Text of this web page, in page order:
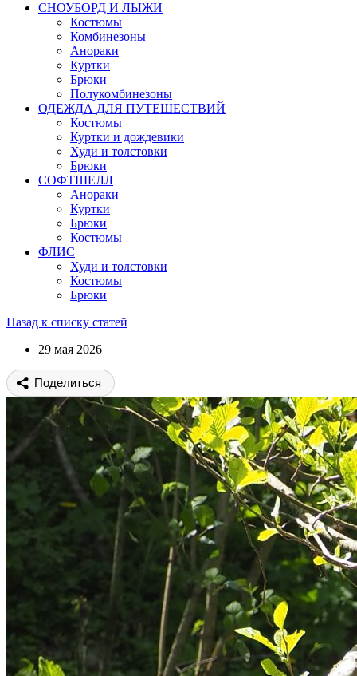
СНОУБОРД И ЛЫЖИ
Костюмы
Комбинезоны
Анораки
Куртки
Брюки
Полукомбинезоны
ОДЕЖДА ДЛЯ ПУТЕШЕСТВИЙ
Костюмы
Куртки и дождевики
Худи и толстовки
Брюки
СОФТШЕЛЛ
Анораки
Куртки
Брюки
Костюмы
ФЛИС
Худи и толстовки
Костюмы
Брюки
Назад к списку статей
29 мая 2026
Поделиться